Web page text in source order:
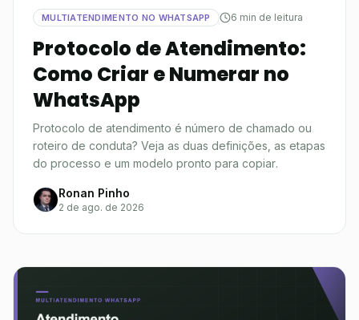
MULTIATENDIMENTO NO WHATSAPP 6 min de leitura
Protocolo de Atendimento:
Como Criar e Numerar no
WhatsApp
Protocolo de atendimento é número de chamado ou
roteiro de conduta? Veja as duas definições, as etapas
do processo e um modelo pronto para copiar.
Ronan Pinho
2 de ago. de 2026